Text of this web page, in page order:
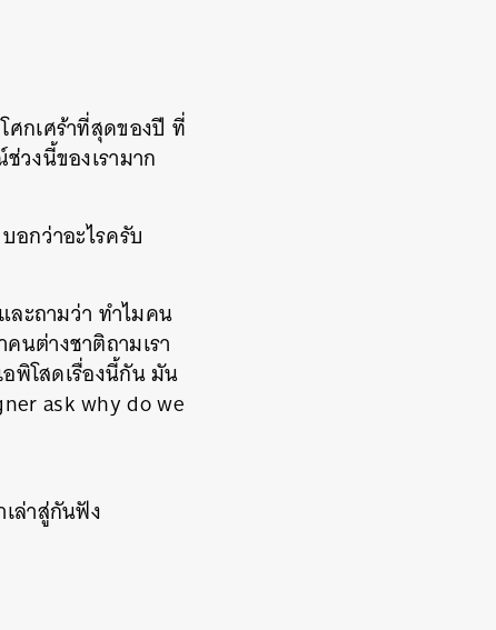
กเศร้าที่สุดของปี ที่
วงนี้ของเรามาก
อกว่าอะไรครับ
ละถามว่า ทำไมคน
นต่างชาติถามเรา
อพิโสดเรื่องนี้กัน มัน
ask why do we
ล่าสู่กันฟัง